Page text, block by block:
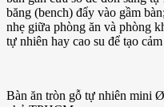
băng (bench) đẩy vào gầm
nhẹ giữa phòng ăn và phòng
tự nhiên hay cao su để tạo
Bàn ăn tròn gỗ tự nhiên mini